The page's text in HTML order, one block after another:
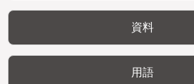
資料
用語